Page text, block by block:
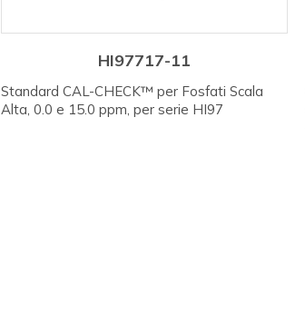
HI97717-11
Standard CAL-CHECK™ per Fosfati Scala
Alta, 0.0 e 15.0 ppm, per serie HI97